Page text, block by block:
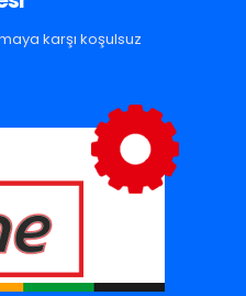
karşı koşulsuz